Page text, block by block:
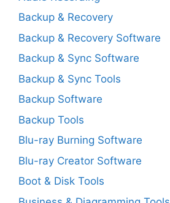
Backup & Recovery
Backup & Recovery Software
Backup & Sync Software
Backup & Sync Tools
Backup Software
Backup Tools
Blu-ray Burning Software
Blu-ray Creator Software
Boot & Disk Tools